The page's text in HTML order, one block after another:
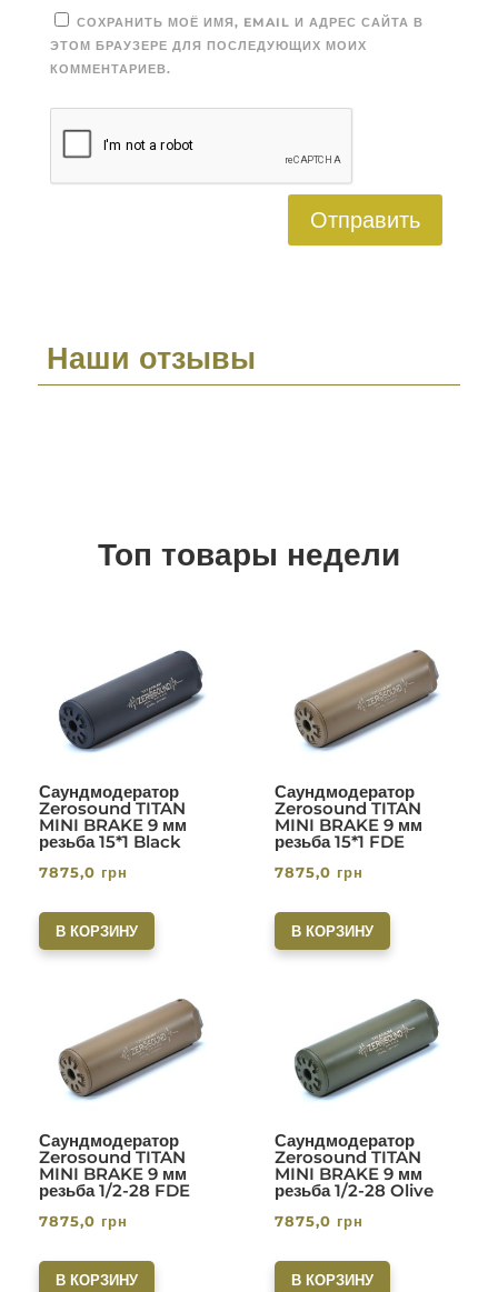
СОХРАНИТЬ МОЁ ИМЯ, EMAIL И АДРЕС САЙТА В
ЭТОМ БРАУЗЕРЕ ДЛЯ ПОСЛЕДУЮЩИХ МОИХ
КОММЕНТАРИЕВ.
Отправить
Наши отзывы
Топ товары недели
Саундмодератор
Zerosound TITAN
MINI BRAKE 9 мм
резьба 15*1 Black
7875,0 грн
В КОРЗИНУ
Саундмодератор
Zerosound TITAN
MINI BRAKE 9 мм
резьба 15*1 FDE
7875,0 грн
В КОРЗИНУ
Саундмодератор
Zerosound TITAN
MINI BRAKE 9 мм
резьба 1/2-28 FDE
7875,0 грн
В КОРЗИНУ
Саундмодератор
Zerosound TITAN
MINI BRAKE 9 мм
резьба 1/2-28 Olive
7875,0 грн
В КОРЗИНУ